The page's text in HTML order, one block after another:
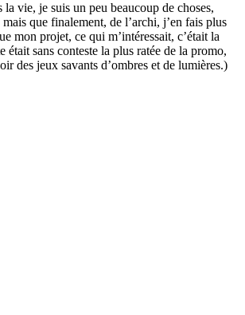
vie, je suis un peu beaucoup de choses,
que finalement, de l’archi, j’en fais plus
mon projet, ce qui m’intéressait, c’était la
sans conteste la plus ratée de la promo,
des jeux savants d’ombres et de lumières.)